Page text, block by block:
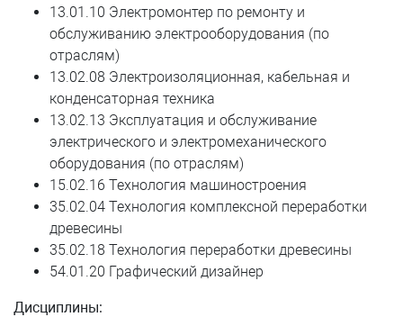
Чулкова Надежда Дмитриевна
Шерстобитов Евгений Игоревич
Югова Дарья Евгеньевна
Юксеева Наталья Владимировна
Ячейко Ольга Аркадьевна
13.01.10 Электромонтер по ремонту и
обслуживанию электрооборудования (по
отраслям)
13.02.08 Электроизоляционная, кабельная и
конденсаторная техника
13.02.13 Эксплуатация и обслуживание
электрического и электромеханического
оборудования (по отраслям)
15.02.16 Технология машиностроения
35.02.04 Технология комплексной переработки
древесины
35.02.18 Технология переработки древесины
54.01.20 Графический дизайнер
Дисциплины: